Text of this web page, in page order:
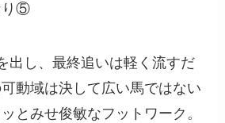
り⑤
出し、最終追いは軽く流すだ
動域は決して広い馬ではない
とみせ俊敏なフットワーク。